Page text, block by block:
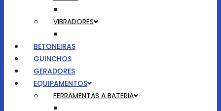
VIBRADORES
BETONEIRAS
GUINCHOS
GERADORES
EQUIPAMENTOS
FERRAMENTAS A BATERIA